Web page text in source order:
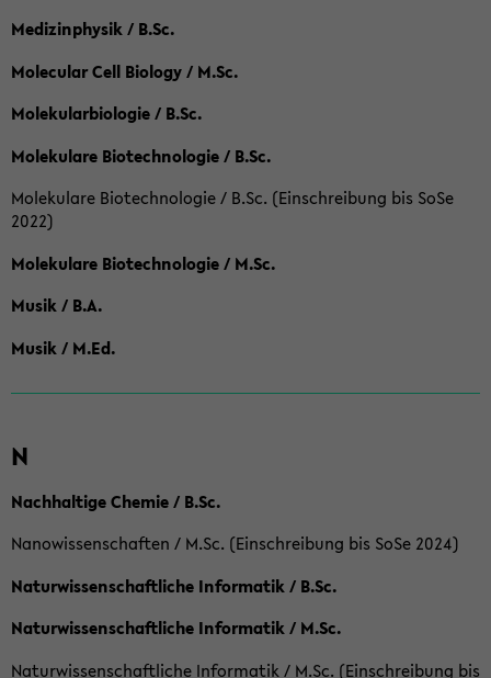
Medizinphysik / B.Sc.
Molecular Cell Biology / M.Sc.
Molekularbiologie / B.Sc.
Molekulare Biotechnologie / B.Sc.
Molekulare Biotechnologie / B.Sc. (Einschreibung bis SoSe
2022)
Molekulare Biotechnologie / M.Sc.
Musik / B.A.
Musik / M.Ed.
N
Nachhaltige Chemie / B.Sc.
Nanowissenschaften / M.Sc. (Einschreibung bis SoSe 2024)
Naturwissenschaftliche Informatik / B.Sc.
Naturwissenschaftliche Informatik / M.Sc.
Naturwissenschaftliche Informatik / M.Sc. (Einschreibung bis